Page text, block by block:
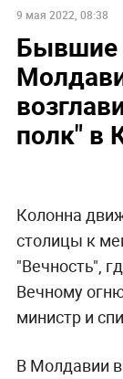
9 мая 2022, 08:38
Бывшие
полк" в
Колонна
столицы к
"Вечность",
Вечному
министр и
В Молдавии